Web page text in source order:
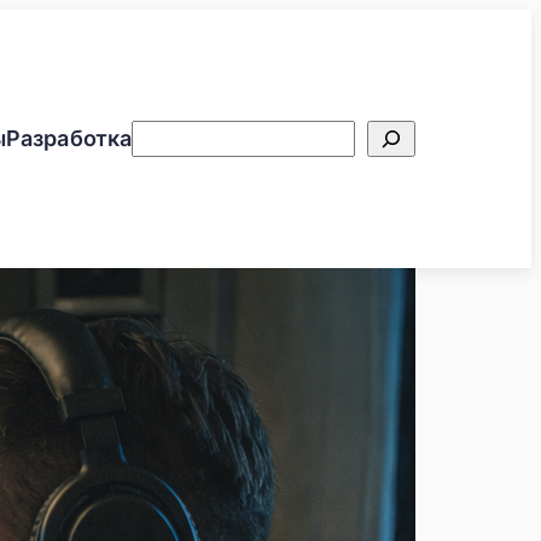
РазработкаПоиск